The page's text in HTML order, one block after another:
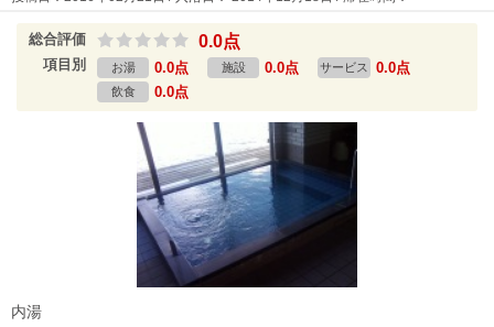
総合評価 0.0点
項目別 お湯 0.0点 施設 0.0点 サービス 0.0点
飲食 0.0点
内湯